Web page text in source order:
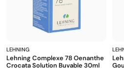
LEHNING
Lehning Complexe 78 Oenanthe
Crocata Solution Buvable 30ml